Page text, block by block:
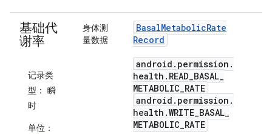
基础代
谢率
记录类
型： 瞬
时
单位：
身体测
量数据
BasalMetabolicRate
Record
android . permission .
health . READ_BASAL_
METABOLIC_RATE
android . permission .
health .WRITE_BASAL_
METABOLIC_RATE